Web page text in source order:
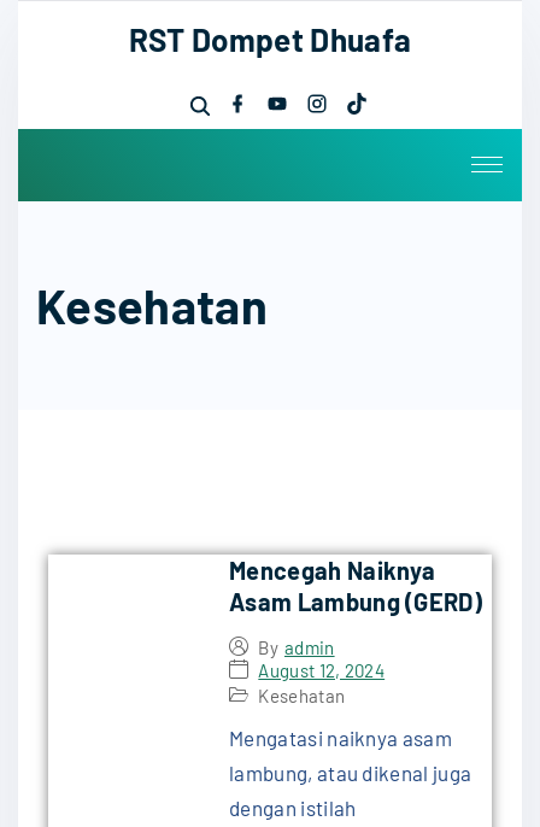
RST Dompet Dhuafa
Kesehatan
Mencegah Naiknya
Asam Lambung (GERD)
By admin
August 12, 2024
Kesehatan
Mengatasi naiknya asam
lambung, atau dikenal juga
dengan istilah